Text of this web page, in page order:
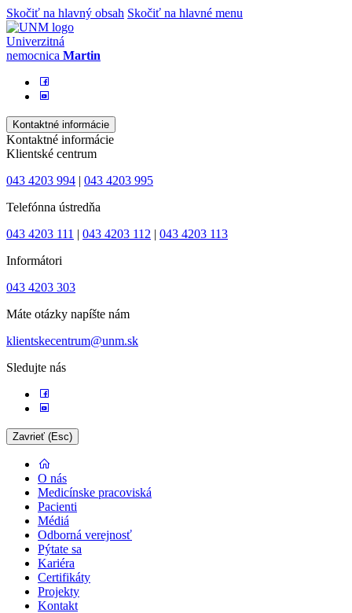
Skočiť na hlavný obsah Skočiť na hlavné menu
Univerzitná
nemocnica Martin
Kontaktné informácie
Kontaktné informácie
Klientské centrum
043 4203 994 | 043 4203 995
Telefónna ústredňa
043 4203 111 | 043 4203 112 | 043 4203 113
Informátori
043 4203 303
Máte otázky napíšte nám
klientskecentrum@unm.sk
Sledujte nás
Zavrieť (Esc)
O nás
Medicínske pracoviská
Pacienti
Médiá
Odborná verejnosť
Pýtate sa
Kariéra
Certifikáty
Projekty
Kontakt